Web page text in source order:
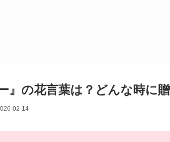
』の花言葉は？どんな時に
02-14